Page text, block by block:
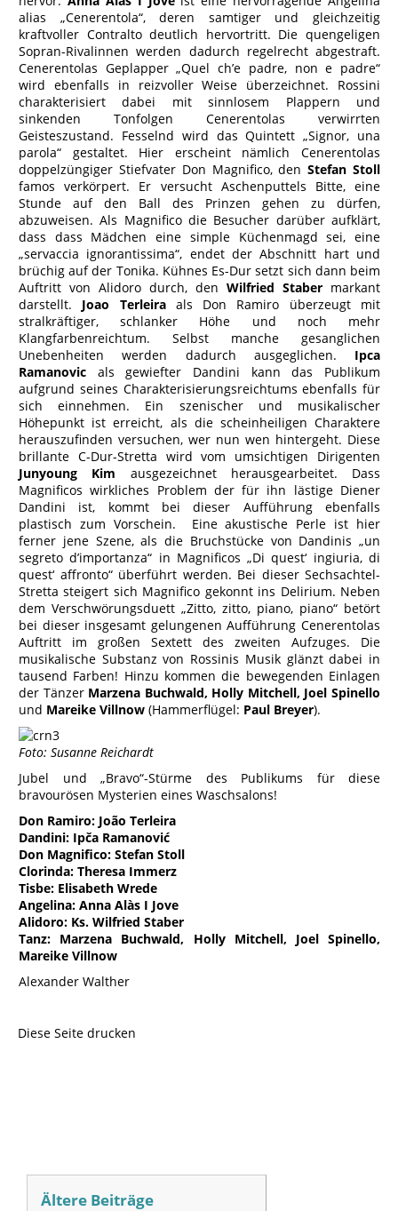
alias „Cenerentola“, deren samtiger und gleichzeitig
kraftvoller Contralto deutlich hervortritt. Die quengeligen
Sopran-Rivalinnen werden dadurch regelrecht abgestraft.
Cenerentolas Geplapper „Quel ch’e padre, non e padre“
wird ebenfalls in reizvoller Weise überzeichnet. Rossini
charakterisiert dabei mit sinnlosem Plappern und
sinkenden Tonfolgen Cenerentolas verwirrten
Geisteszustand. Fesselnd wird das Quintett „Signor, una
parola“ gestaltet. Hier erscheint nämlich Cenerentolas
doppelzüngiger Stiefvater Don Magnifico, denStefan Stoll
famos verkörpert. Er versucht Aschenputtels Bitte, eine
Stunde auf den Ball des Prinzen gehen zu dürfen,
abzuweisen. Als Magnifico die Besucher darüber aufklärt,
dass dass Mädchen eine simple Küchenmagd sei, eine
„servaccia ignorantissima“, endet der Abschnitt hart und
brüchig auf der Tonika. Kühnes Es-Dur setzt sich dann beim
Auftritt von Alidoro durch, den Wilfried Staber markant
darstellt. Joao Terleiraals Don Ramiro überzeugt mit
stralkräftiger, schlanker Höhe und noch mehr
Klangfarbenreichtum. Selbst manche gesanglichen
Unebenheiten werden dadurch ausgeglichen. Ipca
Ramanovic als gewiefter Dandini kann das Publikum
aufgrund seines Charakterisierungsreichtums ebenfalls für
sich einnehmen. Ein szenischer und musikalischer
Höhepunkt ist erreicht, als die scheinheiligen Charaktere
herauszufinden versuchen, wer nun wen hintergeht. Diese
brillante C-Dur-Stretta wird vom umsichtigen Dirigenten
Junyoung Kim ausgezeichnet herausgearbeitet. Dass
Magnificos wirkliches Problem der für ihn lästige Diener
Dandini ist, kommt bei dieser Aufführung ebenfalls
plastisch zum Vorschein. Eine akustische Perle ist hier
ferner jene Szene, als die Bruchstücke von Dandinis „un
segreto d’importanza“ in Magnificos „Di quest‘ ingiuria, di
quest‘ affronto“ überführt werden. Bei dieser Sechsachtel-
Stretta steigert sich Magnifico gekonnt ins Delirium. Neben
dem Verschwörungsduett „Zitto, zitto, piano, piano“ betört
bei dieser insgesamt gelungenen Aufführung Cenerentolas
Auftritt im großen Sextett des zweiten Aufzuges. Die
musikalische Substanz von Rossinis Musik glänzt dabei in
tausend Farben! Hinzu kommen die bewegenden Einlagen
der Tänzer Marzena Buchwald, Holly Mitchell, Joel Spinello
und Mareike Villnow (Hammerflügel: Paul Breyer).
Foto: Susanne Reichardt
Jubel und „Bravo“-Stürme des Publikums für diese
bravourösen Mysterien eines Waschsalons!
Don Ramiro: João Terleira
Dandini: Ipča Ramanović
Don Magnifico: Stefan Stoll
Clorinda: Theresa Immerz
Tisbe: Elisabeth Wrede
Angelina: Anna Alàs I Jove
Alidoro: Ks. Wilfried Staber
Tanz: Marzena Buchwald, Holly Mitchell, Joel Spinello,
Mareike Villnow
Alexander Walther
Diese Seite drucken
Ältere Beiträge